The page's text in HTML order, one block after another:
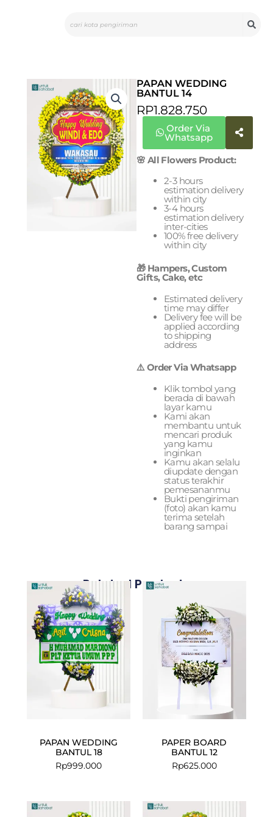
PAPAN WEDDING
BANTUL 14
RP1.828.750
Order Via
Whatsapp
🌸 All Flowers Product:
2-3 hours
estimation delivery
within city
3-4 hours
estimation delivery
inter-cities
100% free delivery
within city
🎁 Hampers, Custom
Gifts, Cake, etc
Estimated delivery
time may differ
Delivery fee will be
applied according
to shipping
address
⚠️ Order Via Whatsapp
Klik tombol yang
berada di bawah
layar kamu
Kami akan
membantu untuk
mencari produk
yang kamu
inginkan
Kamu akan selalu
diupdate dengan
status terakhir
pemesananmu
Bukti pengiriman
(foto) akan kamu
terima setelah
barang sampai
Related Products
PAPAN WEDDING
BANTUL 18
Rp999.000
PAPER BOARD
BANTUL 12
Rp625.000